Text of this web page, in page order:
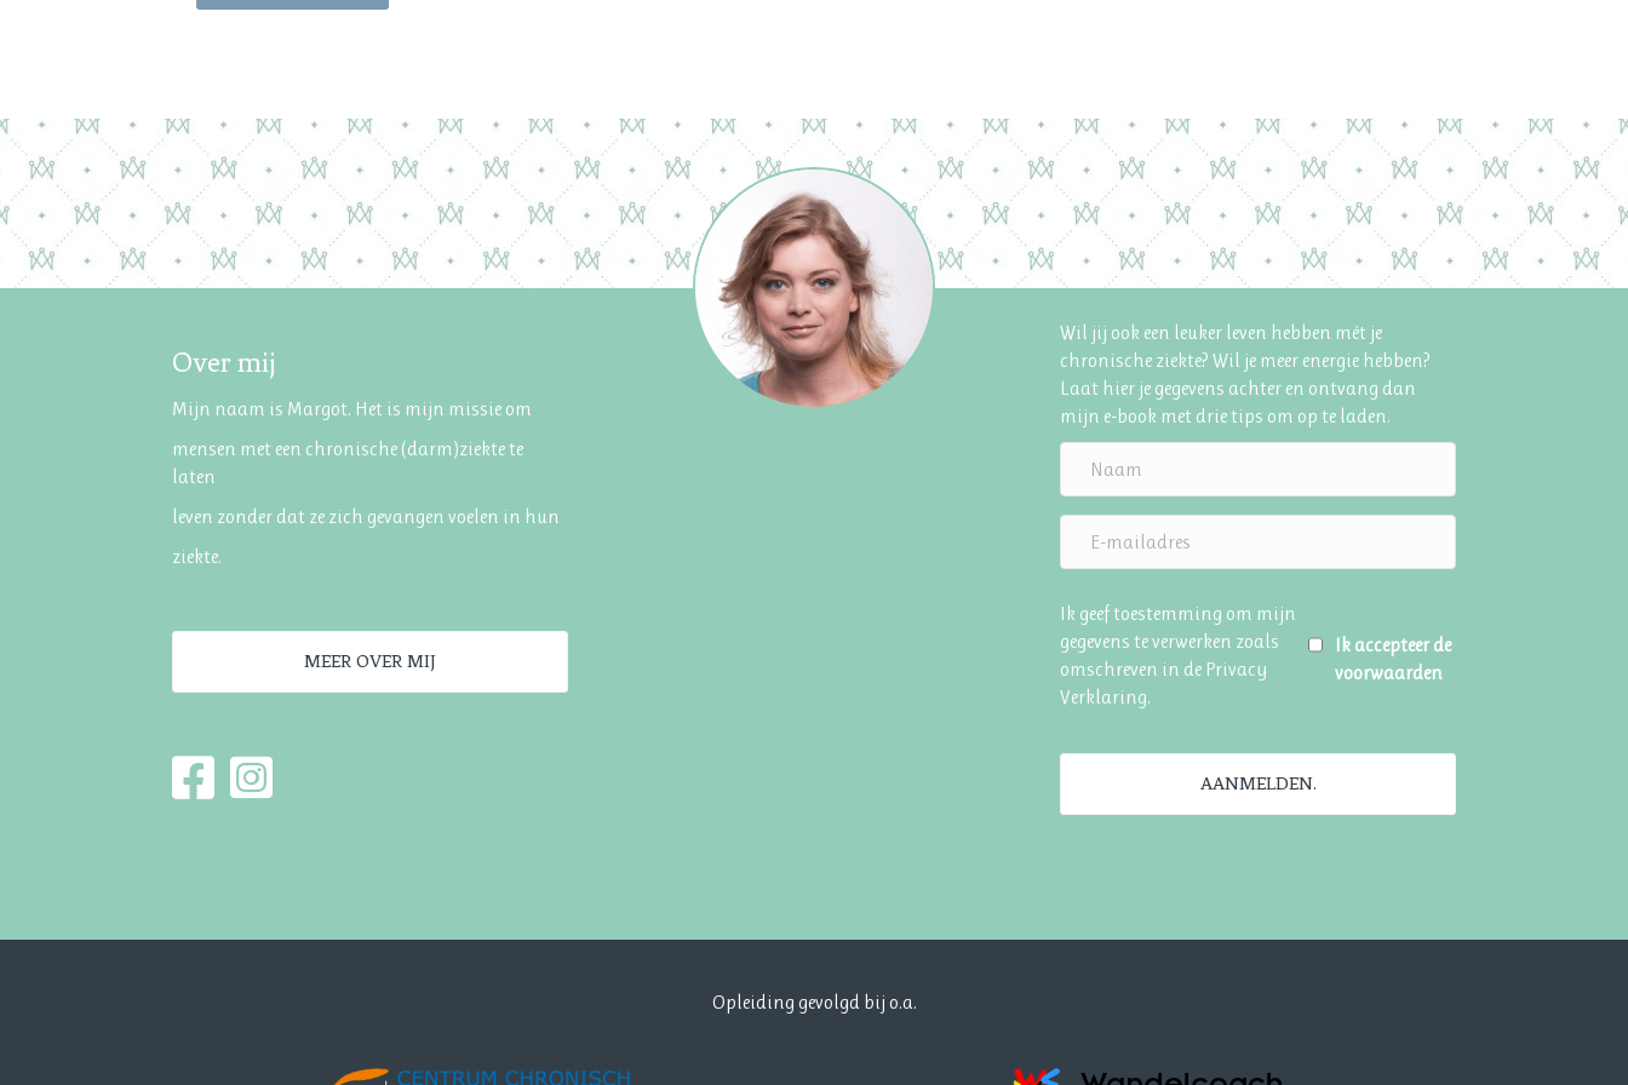
Over mij
Mijn naam is Margot. Het is mijn missie om
mensen met een chronische (darm)ziekte te
laten
leven zonder dat ze zich gevangen voelen in hun
ziekte.
MEER OVER MIJ
Wil jij ook een leuker leven hebben mét je
chronische ziekte? Wil je meer energie hebben?
Laat hier je gegevens achter en ontvang dan
mijn e-book met drie tips om op te laden.
Ik geef toestemming om mijn
gegevens te verwerken zoals
omschreven in de Privacy
Verklaring.
Ik accepteer de
voorwaarden
AANMELDEN.
Opleiding gevolgd bij o.a.